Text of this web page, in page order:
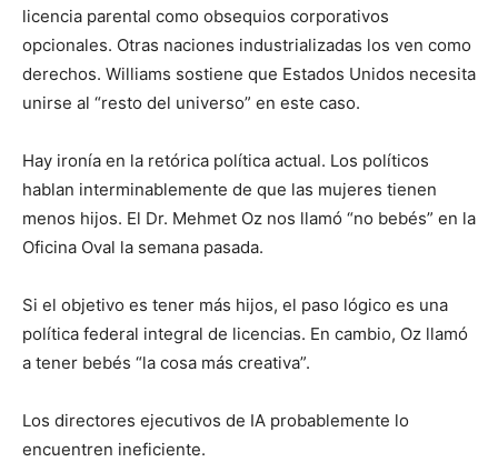
licencia parental como obsequios corporativos
opcionales. Otras naciones industrializadas los ven como
derechos. Williams sostiene que Estados Unidos necesita
unirse al “resto del universo” en este caso.
Hay ironía en la retórica política actual. Los políticos
hablan interminablemente de que las mujeres tienen
menos hijos. El Dr. Mehmet Oz nos llamó “no bebés” en la
Oficina Oval la semana pasada.
Si el objetivo es tener más hijos, el paso lógico es una
política federal integral de licencias. En cambio, Oz llamó
a tener bebés “la cosa más creativa”.
Los directores ejecutivos de IA probablemente lo
encuentren ineficiente.